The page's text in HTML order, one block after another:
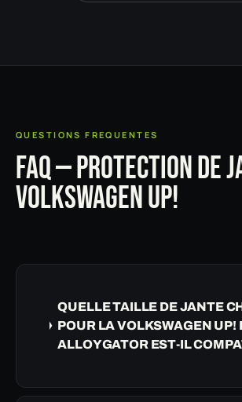
QUESTIONS FREQUENTES
FAQ — PROTECTION DE
VOLKSWAGEN UP!
QUELLE TAILLE DE JANTE
POUR LA VOLKSWAGEN UP!
ALLOYGATOR EST-IL